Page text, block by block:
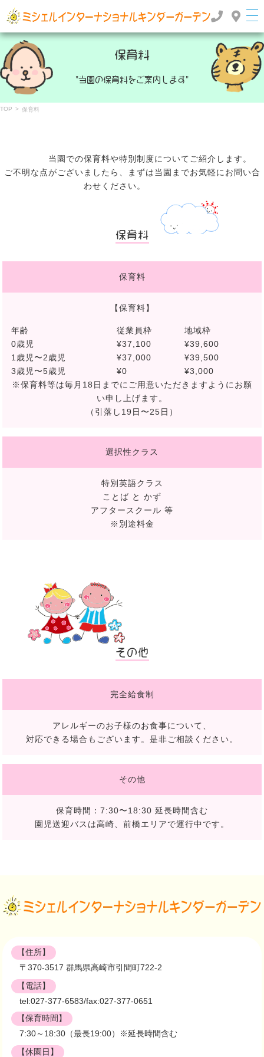
ーガーデン
保育料
"当園の保育料をご案内します"
TOP > 保育料
当園での保育料や特別制度についてご紹介します。
ご不明な点がございましたら、まずは当園までお気軽にお問い合
わせください。
保育料
保育料
【保育料】
年齢 従業員枠
地域枠
0歳児
¥37,100
¥39,600
1歳児〜2歳児
¥37,000
¥39,500
3歳児〜5歳児
¥0
¥3,000
※保育料等は毎月18日までにご用意いただきますようにお願
い申し上げます。
（引落し19日〜25日）
選択性クラス
特別英語クラス
ことば と かず
アフタースクール 等
※別途料金
その他
完全給食制
アレルギーのお子様のお食事について、
対応できる場合もございます。是非ご相談ください。
その他
保育時間：7:30〜18:30 延長時間含む
園児送迎バスは高崎、前橋エリアで運行中です。
【住所】
〒370-3517 群馬県高崎市引間町722-2
【電話】
tel:027-377-6583/fax:027-377-0651
【保育時間】
7:30～18:30（最長19:00）※延長時間含む
【休園日】